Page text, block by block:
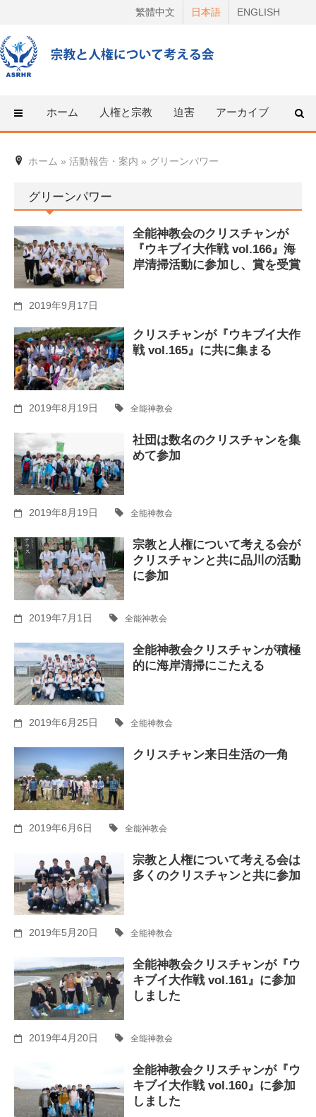
content
繁體中文 日本語 ENGLISH
ホーム 人権と宗教 迫害 アーカイブ 人権
ホーム » 活動報告・案内 » グリーンパワー
グリーンパワー
全能神教会のクリスチャンが
『ウキブイ大作戦 vol.166』海
岸清掃活動に参加し、賞を受賞
2019年9月17日
クリスチャンが『ウキブイ大作
戦 vol.165』に共に集まる
2019年8月19日 全能神教会
社団は数名のクリスチャンを集
めて参加
2019年8月19日 全能神教会
宗教と人権について考える会が
クリスチャンと共に品川の活動
に参加
2019年7月1日 全能神教会
全能神教会クリスチャンが積極
的に海岸清掃にこたえる
2019年6月25日 全能神教会
クリスチャン来日生活の一角
2019年6月6日 全能神教会
宗教と人権について考える会は
多くのクリスチャンと共に参加
2019年5月20日 全能神教会
全能神教会クリスチャンが『ウ
キブイ大作戦 vol.161』に参加
しました
2019年4月20日 全能神教会
全能神教会クリスチャンが『ウ
キブイ大作戦 vol.160』に参加
しました